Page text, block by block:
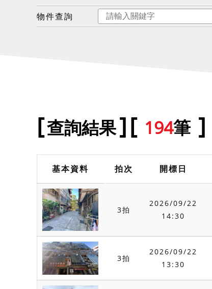
物件查詢
查詢結果 194筆
基本資料 拍次 開標日
3拍
2026/09/22
14:30
3拍
2026/09/22
13:30